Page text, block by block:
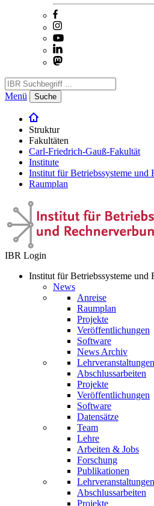
Menü Suche
Struktur
Fakultäten
Carl-Friedrich-Gauß-Fakultät
Institute
Institut für Betriebssysteme und
Raumplan
IBR Login
Institut für Betriebssysteme und
News
Anreise
Raumplan
Projekte
Veröffentlichungen
Software
News Archiv
Lehrveranstaltungen
Abschlussarbeiten
Projekte
Veröffentlichungen
Software
Datensätze
Team
Lehre
Arbeiten & Jobs
Forschung
Publikationen
Lehrveranstaltungen
Abschlussarbeiten
Projekte